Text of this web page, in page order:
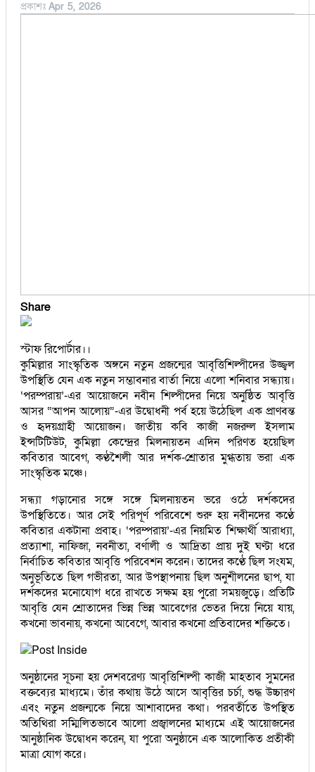
বুড়িচং
অর্থনীতি
প্রকাশঃ Apr 5, 2026
Share
স্টাফ রিপোর্টার।।
কুমিল্লার সাংস্কৃতিক অঙ্গনে নতুন প্রজন্মের আবৃত্তিশিল্পীদের উজ্জ্বল
উপস্থিতি যেন এক নতুন সম্ভাবনার বার্তা নিয়ে এলো শনিবার সন্ধ্যায়।
‘পরম্পরায়’-এর আয়োজনে নবীন শিল্পীদের নিয়ে অনুষ্ঠিত আবৃত্তি
আসর “আপন আলোয়”-এর উদ্বোধনী পর্ব হয়ে উঠেছিল এক প্রাণবন্ত
ও হৃদয়গ্রাহী আয়োজন। জাতীয় কবি কাজী নজরুল ইসলাম
ইন্সটিটিউট, কুমিল্লা কেন্দ্রের মিলনায়তন এদিন পরিণত হয়েছিল
কবিতার আবেগ, কণ্ঠশৈলী আর দর্শক-শ্রোতার মুগ্ধতায় ভরা এক
সাংস্কৃতিক মঞ্চে।
সন্ধ্যা গড়ানোর সঙ্গে সঙ্গে মিলনায়তন ভরে ওঠে দর্শকদের
উপস্থিতিতে। আর সেই পরিপূর্ণ পরিবেশে শুরু হয় নবীনদের কণ্ঠে
কবিতার একটানা প্রবাহ। ‘পরম্পরায়’-এর নিয়মিত শিক্ষার্থী আরাধ্যা,
প্রত্যাশা, নাফিজা, নবনীতা, বর্ণালী ও আদ্রিতা প্রায় দুই ঘণ্টা ধরে
নির্বাচিত কবিতার আবৃত্তি পরিবেশন করেন। তাদের কণ্ঠে ছিল সংযম,
অনুভূতিতে ছিল গভীরতা, আর উপস্থাপনায় ছিল অনুশীলনের ছাপ, যা
দর্শকদের মনোযোগ ধরে রাখতে সক্ষম হয় পুরো সময়জুড়ে। প্রতিটি
আবৃত্তি যেন শ্রোতাদের ভিন্ন ভিন্ন আবেগের ভেতর দিয়ে নিয়ে যায়,
কখনো ভাবনায়, কখনো আবেগে, আবার কখনো প্রতিবাদের শক্তিতে।
অনুষ্ঠানের সূচনা হয় দেশবরেণ্য আবৃত্তিশিল্পী কাজী মাহতাব সুমনের
বক্তব্যের মাধ্যমে। তাঁর কথায় উঠে আসে আবৃত্তির চর্চা, শুদ্ধ উচ্চারণ
এবং নতুন প্রজন্মকে নিয়ে আশাবাদের কথা। পরবর্তীতে উপস্থিত
অতিথিরা সম্মিলিতভাবে আলো প্রজ্বালনের মাধ্যমে এই আয়োজনের
আনুষ্ঠানিক উদ্বোধন করেন, যা পুরো অনুষ্ঠানে এক আলোকিত প্রতীকী
মাত্রা যোগ করে।